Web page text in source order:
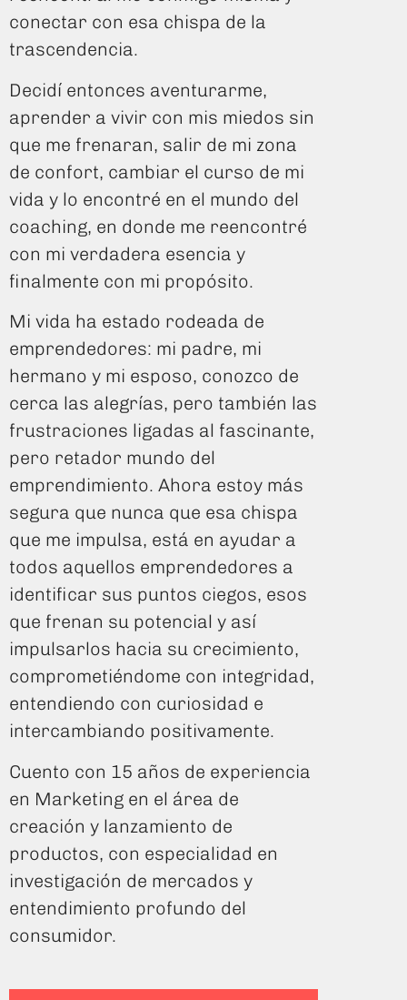
conectar con esa chispa de la
trascendencia.
Decidí entonces aventurarme,
aprender a vivir con mis miedos sin
que me frenaran, salir de mi zona
de confort, cambiar el curso de mi
vida y lo encontré en el mundo del
coaching, en donde me reencontré
con mi verdadera esencia y
finalmente con mi propósito.
Mi vida ha estado rodeada de
emprendedores: mi padre, mi
hermano y mi esposo, conozco de
cerca las alegrías, pero también las
frustraciones ligadas al fascinante,
pero retador mundo del
emprendimiento. Ahora estoy más
segura que nunca que esa chispa
que me impulsa, está en ayudar a
todos aquellos emprendedores a
identificar sus puntos ciegos, esos
que frenan su potencial y así
impulsarlos hacia su crecimiento,
comprometiéndome con integridad,
entendiendo con curiosidad e
intercambiando positivamente.
Cuento con 15 años de experiencia
en Marketing en el área de
creación y lanzamiento de
productos, con especialidad en
investigación de mercados y
entendimiento profundo del
consumidor.